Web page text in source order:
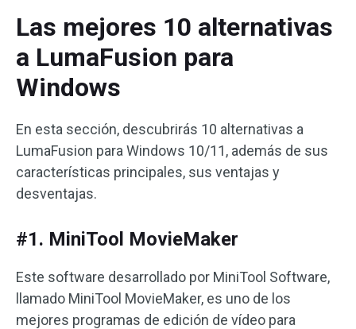
Las mejores 10 alternativas
a LumaFusion para
Windows
En esta sección, descubrirás 10 alternativas a
LumaFusion para Windows 10/11, además de sus
características principales, sus ventajas y
desventajas.
#1. MiniTool MovieMaker
Este software desarrollado por MiniTool Software,
llamado MiniTool MovieMaker, es uno de los
mejores programas de edición de vídeo para